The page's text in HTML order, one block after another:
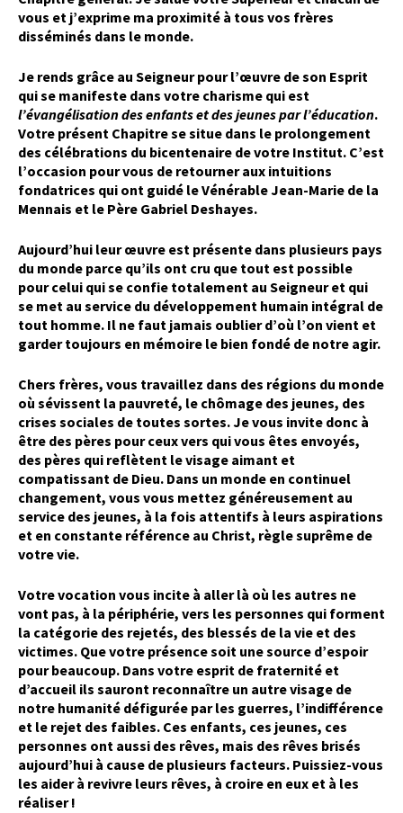
vous et j’exprime ma proximité à tous vos frères
disséminés dans le monde.
Je rends grâce au Seigneur pour l’œuvre de son Esprit
qui se manifeste dans votre charisme qui est
l’évangélisation des enfants et des jeunes par l’éducation.
Votre présent Chapitre se situe dans le prolongement
des célébrations du bicentenaire de votre Institut. C’est
l’occasion pour vous de retourner aux intuitions
fondatrices qui ont guidé le Vénérable Jean-Marie de la
Mennais et le Père Gabriel Deshayes.
Aujourd’hui leur œuvre est présente dans plusieurs pays
du monde parce qu’ils ont cru que tout est possible
pour celui qui se confie totalement au Seigneur et qui
se met au service du développement humain intégral de
tout homme. Il ne faut jamais oublier d’où l’on vient et
garder toujours en mémoire le bien fondé de notre agir.
Chers frères, vous travaillez dans des régions du monde
où sévissent la pauvreté, le chômage des jeunes, des
crises sociales de toutes sortes. Je vous invite donc à
être des pères pour ceux vers qui vous êtes envoyés,
des pères qui reflètent le visage aimant et
compatissant de Dieu. Dans un monde en continuel
changement, vous vous mettez généreusement au
service des jeunes, à la fois attentifs à leurs aspirations
et en constante référence au Christ, règle suprême de
votre vie.
Votre vocation vous incite à aller là où les autres ne
vont pas, à la périphérie, vers les personnes qui forment
la catégorie des rejetés, des blessés de la vie et des
victimes. Que votre présence soit une source d’espoir
pour beaucoup. Dans votre esprit de fraternité et
d’accueil ils sauront reconnaître un autre visage de
notre humanité défigurée par les guerres, l’indifférence
et le rejet des faibles. Ces enfants, ces jeunes, ces
personnes ont aussi des rêves, mais des rêves brisés
aujourd’hui à cause de plusieurs facteurs. Puissiez-vous
les aider à revivre leurs rêves, à croire en eux et à les
réaliser !